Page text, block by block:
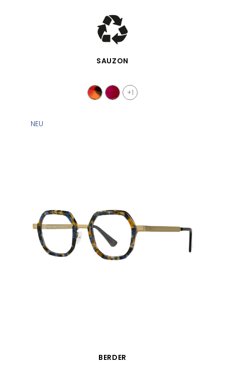
SCHNELLANSICHT
SAUZON
+1
SCHNELLANSICHT
NEU
BERDER